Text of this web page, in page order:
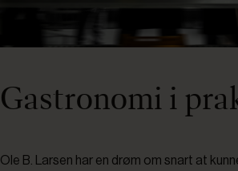
Gastronomi i
Ole B. Larsen har en drøm om snart at